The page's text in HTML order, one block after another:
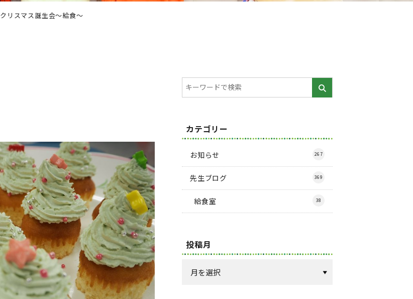
クリスマス誕生会～給食～
カテゴリー
お知らせ 267
先生ブログ 369
給食室 38
投稿月